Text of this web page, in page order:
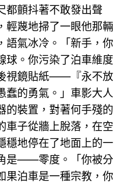
都顫抖著不敢發出聲
輕蔑地掃了一眼他那輛
語氣冰冷。「新手，你
球。你污染了泊車維度
視鏡貼紙——『永不放
蠢的勇氣。」車影大人
的裝置，對著何手殘的
車子從牆上脫落，在空
穩地停在了地面上的一
是——零度。「你被分
果泊車是一種宗教，你